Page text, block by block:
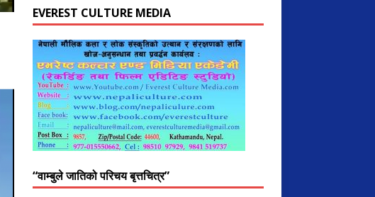
EVEREST CULTURE MEDIA
“वाम्बुले जातिको परिचय बृत्तचित्र”